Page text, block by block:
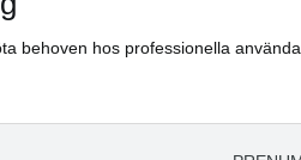
behoven hos professionella